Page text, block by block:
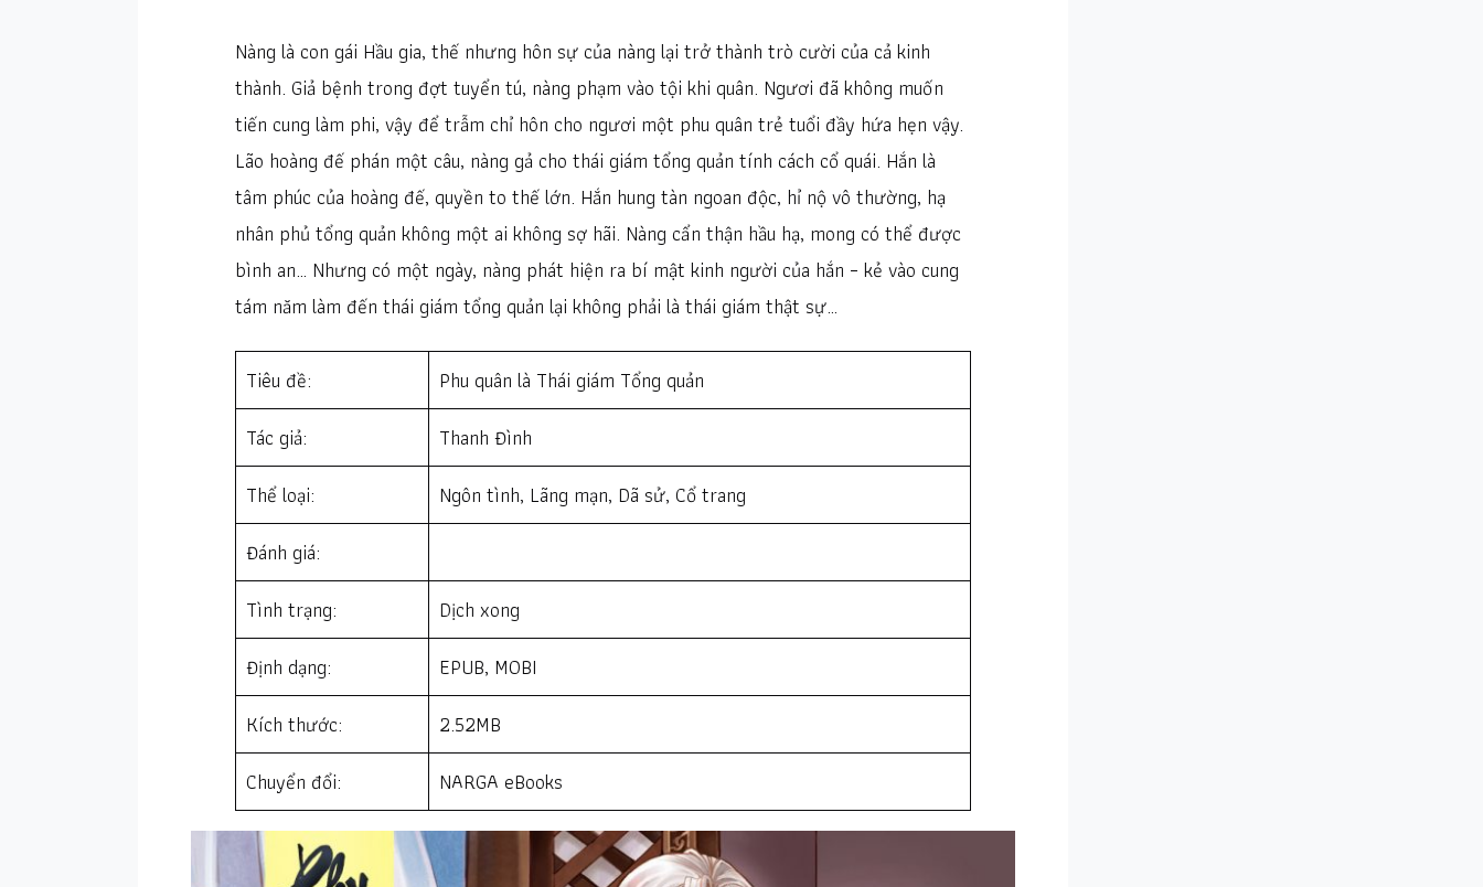
Nàng là con gái Hầu gia, thế nhưng hôn sự của nàng lại trở thành trò cười của cả kinh
thành. Giả bệnh trong đợt tuyển tú, nàng phạm vào tội khi quân. Ngươi đã không muốn
tiến cung làm phi, vậy để trẫm chỉ hôn cho ngươi một phu quân trẻ tuổi đầy hứa hẹn vậy.
Lão hoàng đế phán một câu, nàng gả cho thái giám tổng quản tính cách cổ quái. Hắn là
tâm phúc của hoàng đế, quyền to thế lớn. Hắn hung tàn ngoan độc, hỉ nộ vô thường, hạ
nhân phủ tổng quản không một ai không sợ hãi. Nàng cẩn thận hầu hạ, mong có thể được
bình an… Nhưng có một ngày, nàng phát hiện ra bí mật kinh người của hắn – kẻ vào cung
tám năm làm đến thái giám tổng quản lại không phải là thái giám thật sự…
Tiêu đề:
Phu quân là Thái giám Tổng quản
Tác giả:
Thanh Đình
Thể loại:
Ngôn tình, Lãng mạn, Dã sử, Cổ trang
Đánh giá:
Tình trạng:
Dịch xong
Định dạng:
EPUB, MOBI
Kích thước:
2.52MB
Chuyển đổi:
NARGA eBooks